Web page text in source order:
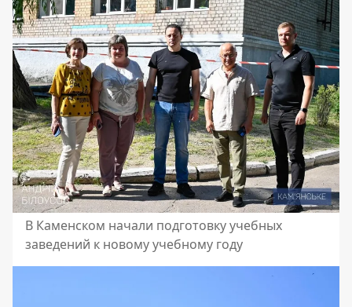
В Каменском начали подготовку учебных
заведений к новому учебному году